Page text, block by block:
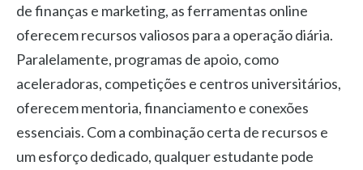
de finanças e marketing, as ferramentas online
oferecem recursos valiosos para a operação diária.
Paralelamente, programas de apoio, como
aceleradoras, competições e centros universitários,
oferecem mentoria, financiamento e conexões
essenciais. Com a combinação certa de recursos e
um esforço dedicado, qualquer estudante pode